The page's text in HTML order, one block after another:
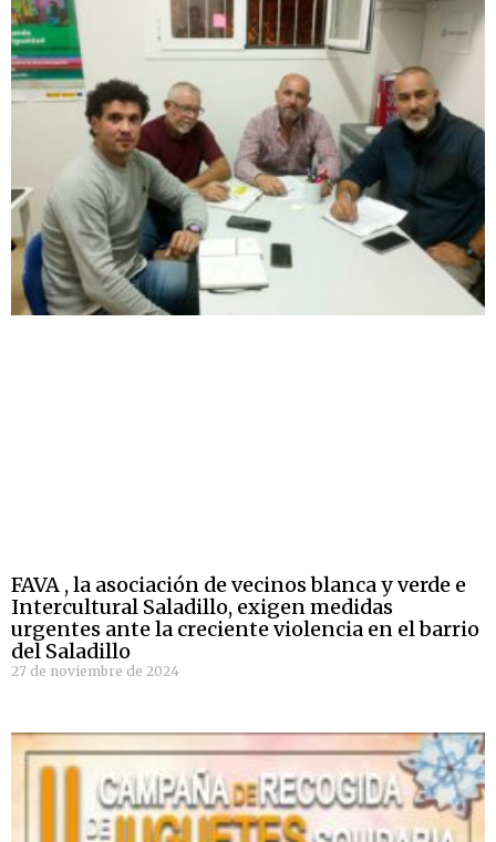
FAVA , la asociación de vecinos blanca y verde e
Intercultural Saladillo, exigen medidas
urgentes ante la creciente violencia en el barrio
del Saladillo
27 de noviembre de 2024